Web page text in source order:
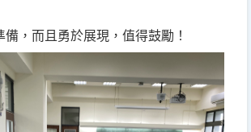
備，而且勇於展現，值得鼓勵！